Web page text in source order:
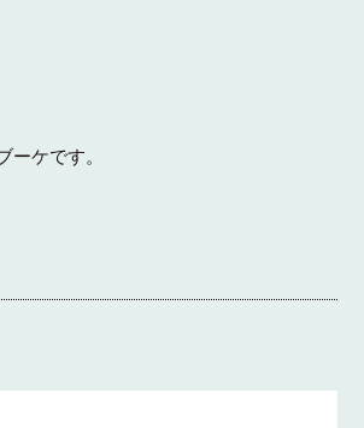
ーケです。